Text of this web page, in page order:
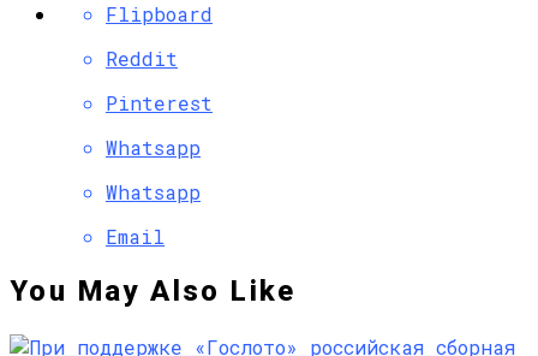
Flipboard
Reddit
Pinterest
Whatsapp
Whatsapp
Email
You May Also Like